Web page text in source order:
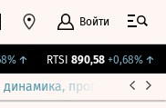
Войти
↑ RTSI 890,58 +0,68%↑
прогнозы